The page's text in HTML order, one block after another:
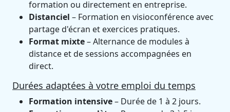
formation ou directement en entreprise.
Distanciel – Formation en visioconférence avec
partage d'écran et exercices pratiques.
Format mixte– Alternance de modules à
distance et de sessions accompagnées en
direct.
Durées adaptées à votre emploi du temps
Formation intensive– Durée de 1 à 2 jours.